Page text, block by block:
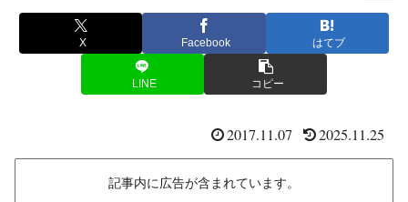
X Facebook はてブ
LINE コピー
2017.11.07 2025.11.25
記事内に広告が含まれています。